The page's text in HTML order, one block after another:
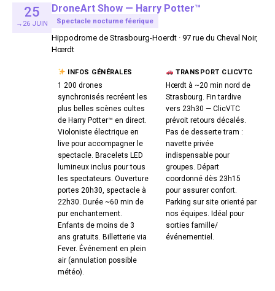
25
→26 JUIN
DroneArt Show — Harry Potter™
Spectacle nocturne féerique
Hippodrome de Strasbourg-Hoerdt · 97 rue du Cheval Noir,
Hœrdt
INFOS GÉNÉRALES
1 200 drones
synchronisés recréent les
plus belles scènes cultes
de Harry Potter™ en direct.
Violoniste électrique en
live pour accompagner le
spectacle. Bracelets LED
lumineux inclus pour tous
les spectateurs. Ouverture
portes 20h30, spectacle à
22h30. Durée ~60 min de
pur enchantement.
Enfants de moins de 3
ans gratuits. Billetterie via
Fever. Événement en plein
air (annulation possible
météo).
TRANSPORT CLICVTC
Hœrdt à ~20 min nord de
Strasbourg. Fin tardive
vers 23h30 — ClicVTC
prévoit retours décalés.
Pas de desserte tram :
navette privée
indispensable pour
groupes. Départ
coordonné dès 23h15
pour assurer confort.
Parking sur site orienté par
nos équipes. Idéal pour
sorties famille/
événementiel.